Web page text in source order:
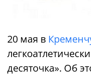
20 мая в
десяточка». Об